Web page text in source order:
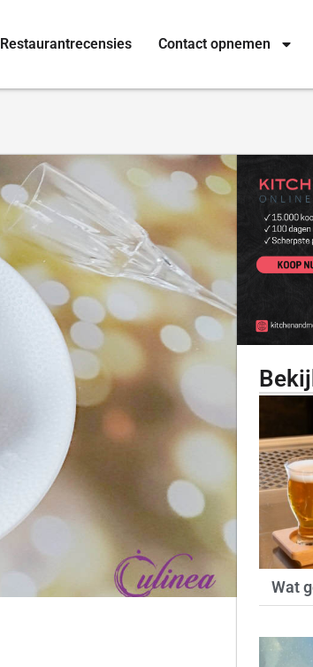
Restaurantrecensies Contact opnemen
Wat